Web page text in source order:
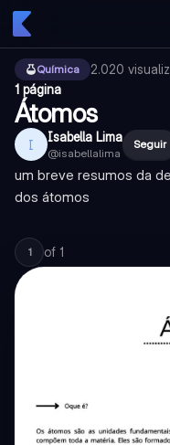
Química 2.020
1 página
Átomos
I Isabella Lima
@isabellalima
Seguir
um breve resumos da
dos átomos
1 of 1